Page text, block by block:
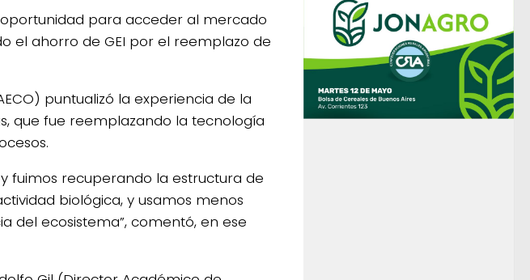
para acceder al mercado
el ahorro de GEI por el reemplazo de
puntualizó la experiencia de la
que fue reemplazando la tecnología
fuimos recuperando la estructura de
biológica, y usamos menos
del ecosistema”, comentó, en ese